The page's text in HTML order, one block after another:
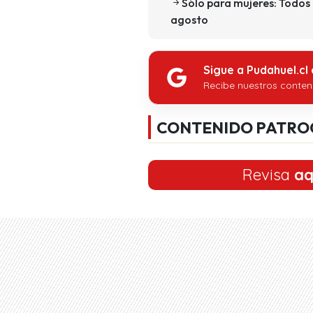
Sólo para mujeres:
agosto
Sigue a
Recibe nuestros
CONTENIDO
Revisa